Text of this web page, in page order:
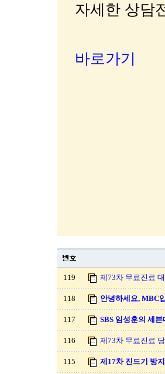
자세한 상담
바로가기
119 제73차 무료진료
118 안녕하세요, MBC
117 SBS 임성훈의 세
116 제73차 무료진료
115 제17차 진드기 방